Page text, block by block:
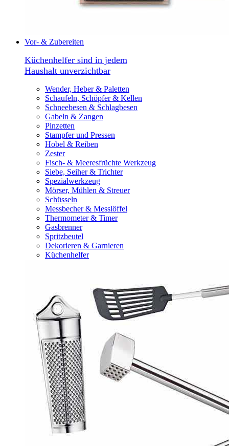
Vor- & Zubereiten
Küchenhelfer sind in jedem
Haushalt unverzichtbar
Wender, Heber & Paletten
Schaufeln, Schöpfer & Kellen
Schneebesen & Schlagbesen
Gabeln & Zangen
Pinzetten
Stampfer und Pressen
Hobel & Reiben
Zester
Fisch- & Meeresfrüchte Werkzeug
Siebe, Seiher & Trichter
Spezialwerkzeug
Mörser, Mühlen & Streuer
Schüsseln
Messbecher & Messlöffel
Thermometer & Timer
Gasbrenner
Spritzbeutel
Dekorieren & Garnieren
Küchenhelfer